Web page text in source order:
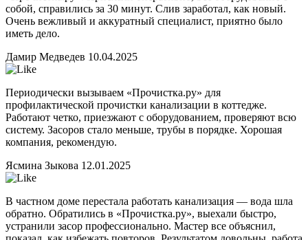
собой, справились за 30 минут. Слив заработал, как новый.
Очень вежливый и аккуратный специалист, приятно было
иметь дело.
Дамир Медведев 10.04.2025
Периодически вызываем «Прочистка.ру» для
профилактической прочистки канализации в коттедже.
Работают четко, приезжают с оборудованием, проверяют всю
систему. Засоров стало меньше, трубы в порядке. Хорошая
компания, рекомендую.
Ясмина Зыкова 12.01.2025
В частном доме перестала работать канализация — вода шла
обратно. Обратились в «Прочистка.ру», выехали быстро,
устранили засор профессионально. Мастер все объяснил,